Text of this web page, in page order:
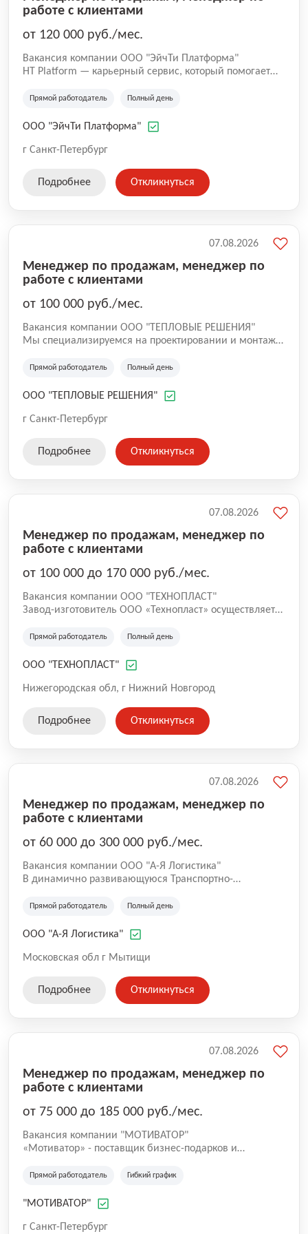
работе с клиентами
от 120 000 руб./мес.
Вакансия компании ООО "ЭйчТи Платформа"
HT Platform — карьерный сервис, который помогает
работодателям — быстрее находить подходящих
сопровождаем кандидатов на этапе подбора. Наш
потенциал, мотивацию и соответствие роли. Для нас
найти подходящее место для роста и развития.
Прямой работодатель Полный день
ООО "ЭйчТи Платформа"
г Санкт-Петербург
Подробнее Откликнуться
Менеджер по продажам, менеджер по
работе с клиентами
от 100 000 руб./мес.
Вакансия компании ООО "ТЕПЛОВЫЕ РЕШЕНИЯ"
Мы специализируемся на проектировании и монтаже
открытых площадок в Санкт-Петербурге и
специалистов: • монтажники; • промышленные
специалисты. Работаем с коммерческими объектами,
производственными предприятиями и частными
заказчиками.
Прямой работодатель Полный день
ООО "ТЕПЛОВЫЕ РЕШЕНИЯ"
г Санкт-Петербург
07.08.2026
Подробнее Откликнуться
Менеджер по продажам, менеджер по
работе с клиентами
от 100 000 до 170 000 руб./мес.
Вакансия компании ООО "ТЕХНОПЛАСТ"
Завод-изготовитель ООО «Технопласт» осуществляет
пластмассовых деталей экстерьера и интерьера для
сертификаты соответствия, выданные Госстандартом
Прямой работодатель Полный день
ООО "ТЕХНОПЛАСТ"
Нижегородская обл, г Нижний Новгород
07.08.2026
Подробнее Откликнуться
Менеджер по продажам, менеджер по
работе с клиентами
от 60 000 до 300 000 руб./мес.
Вакансия компании ООО "А-Я Логистика"
В динамично развивающуюся Транспортно-
набор на магистральное направление Москва –
направлении составляет 35 000 км в месяц.
Прямой работодатель Полный день
ООО "А-Я Логистика"
Московская обл г Мытищи
07.08.2026
Подробнее Откликнуться
Менеджер по продажам, менеджер по
работе с клиентами
от 75 000 до 185 000 руб./мес.
Вакансия компании "МОТИВАТОР"
«Мотиватор» - поставщик бизнес-подарков и
различные ручки, брелки, антистрессы и другие
рынке; - подарки для сотрудников на
бизнес подарки для партнеров, корпоративных
Прямой работодатель Гибкий график
"МОТИВАТОР"
г Санкт-Петербург
07.08.2026